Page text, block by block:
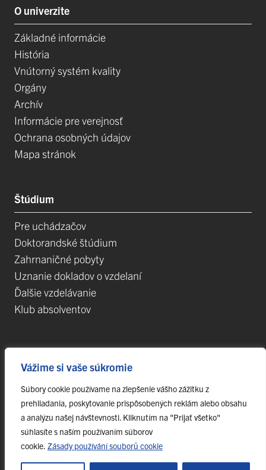
Vážime si vaše súkromie
Súbory cookie používame na zlepšenie vášho zážitku z
prehliadania, poskytovanie prispôsobených reklám alebo obsahu
a analýzu našej návštevnosti. Kliknutím na "Prijať všetko"
súhlasíte s naším používaním súborov
cookie. Zásady používání souborů cookie
O univerzite
Základné informácie
História
Vnútorný systém kvality
Orgány
Archív
Informácie pre verejnosť
Ochrana osobných údajov
Mapa stránok
Štúdium
Pre uchádzačov
Doktorandské štúdium
Zahrnaničné pobyty
Uznanie dokladov o vzdelaní
Ďalšie vzdelávanie
Klub absolventov
Projekty
Špičkové tímy
TIP-UPJŠ
Vedecké parky
Evidencia publikačnej činnosti